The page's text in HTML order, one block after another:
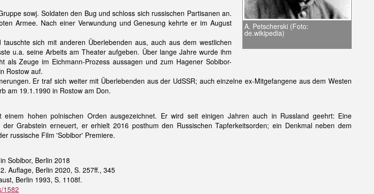
A. Petscherski (Foto:
de.wikipedia)
sowj. Soldaten den Bug und schloss sich russischen Partisanen an.
Armee. Nach einer Verwundung und Genesung kehrte er im August
sich mit anderen Überlebenden aus, auch aus dem westlichen
u.a. seine Arbeits am Theater aufgeben. Über lange Jahre wurde ihm
als Zeuge im Eichmann-Prozess aussagen und zum Hagener Sobibor-
Rostow auf.
Er traf sich weiter mit Überlebenden aus der UdSSR; auch einzelne ex-Mitgefangene aus dem Westen
am 19.1.1990 in Rostow am Don.
einem hohen polnischen Orden ausgezeichnet. Er wird seit einigen Jahren auch in Russland geehrt: Eine
Grabstein erneuert, er erhielt 2016 posthum den Russischen Tapferkeitsorden; ein Denkmal neben dem
russische Film 'Sobibor' Premiere.
Sobibor, Berlin 2018
Auflage, Berlin 2020, S. 257ff., 345
Berlin 1993, S. 1108f.
1582